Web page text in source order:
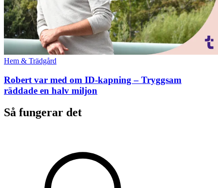
Hem & Trädgård
Robert var med om ID-kapning – Tryggsam
räddade en halv miljon
Så fungerar det